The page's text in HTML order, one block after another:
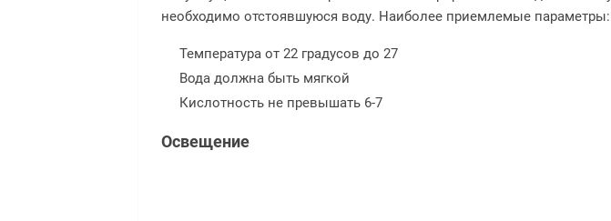
необходимо отстоявшуюся воду. Наиболее приемлемые параметры:
Температура от 22 градусов до 27
Вода должна быть мягкой
Кислотность не превышать 6-7
Освещение